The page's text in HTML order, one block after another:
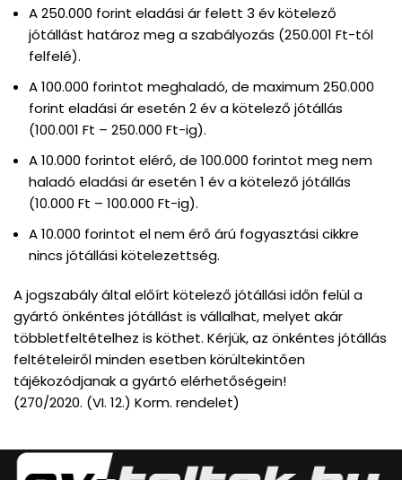
A 250.000 forint eladási ár felett 3 év kötelező
jótállást határoz meg a szabályozás (250.001 Ft-tól
felfelé).
A 100.000 forintot meghaladó, de maximum 250.000
forint eladási ár esetén 2 év a kötelező jótállás
(100.001 Ft – 250.000 Ft-ig).
A 10.000 forintot elérő, de 100.000 forintot meg nem
haladó eladási ár esetén 1 év a kötelező jótállás
(10.000 Ft – 100.000 Ft-ig).
A 10.000 forintot el nem érő árú fogyasztási cikkre
nincs jótállási kötelezettség.
A jogszabály által előírt kötelező jótállási időn felül a
gyártó önkéntes jótállást is vállalhat, melyet akár
többletfeltételhez is köthet. Kérjük, az önkéntes jótállás
feltételeiről minden esetben körültekintően
tájékozódjanak a gyártó elérhetőségein!
(270/2020. (VI. 12.) Korm. rendelet)